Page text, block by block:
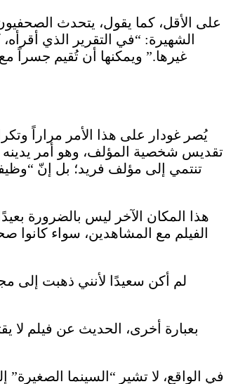
على الأقل، كما يقول، يتحدث
الشهيرة: “في التقرير الذي
غيرها.” ويمكنها أن تُقيم جسراً
يُصر غودار على هذا الأمر مراراً
تنتمي إلى مؤلف فريد؛ بل إنّ
هذا المكان الآخر ليس بالضرورة
الفيلم مع المشاهدين، سواء
بعبارة أخرى، الحديث عن فيلم
في الواقع، لا تشير “السينما